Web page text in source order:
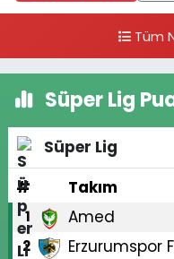
Tüm
Süper Lig
Süper Lig
#
Takım
1 Amed
2 Erzurumspor